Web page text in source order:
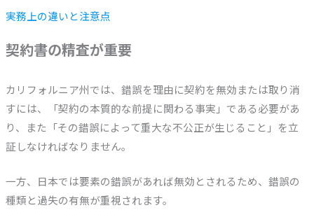
実務上の違いと注意点
契約書の精査が重要
カリフォルニア州では、錯誤を理由に契約を無効または取り消
すには、「契約の本質的な前提に関わる事実」である必要があ
り、また「その錯誤によって重大な不公正が生じること」を立
証しなければなりません。
一方、日本では要素の錯誤があれば無効とされるため、錯誤の
種類と過失の有無が重視されます。